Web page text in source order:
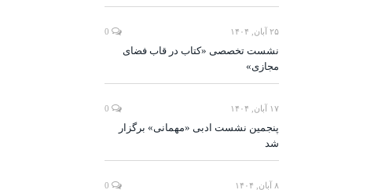
۲۵ آبان, ۱۴۰۴
نشست تخصصی «کتاب در قاب فضای
مجازی»
۱۷ آبان, ۱۴۰۴
پنجمین نشست ادبی «مهمانی» برگزار
شد
۸ آبان, ۱۴۰۴